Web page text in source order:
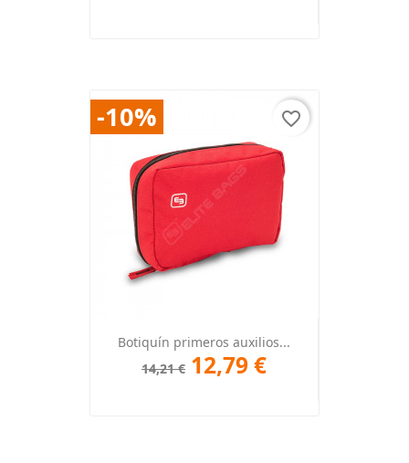
Botiquín primeros auxilios...
14,21 € 12,79 €
-10% favorite_border